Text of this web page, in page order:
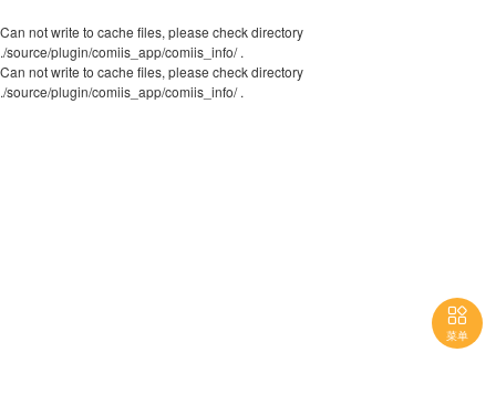
Can not write to cache files, please check directory
./source/plugin/comiis_app/comiis_info/ .

菜单
Can not write to cache files, please check directory
./source/plugin/comiis_app/comiis_info/ .